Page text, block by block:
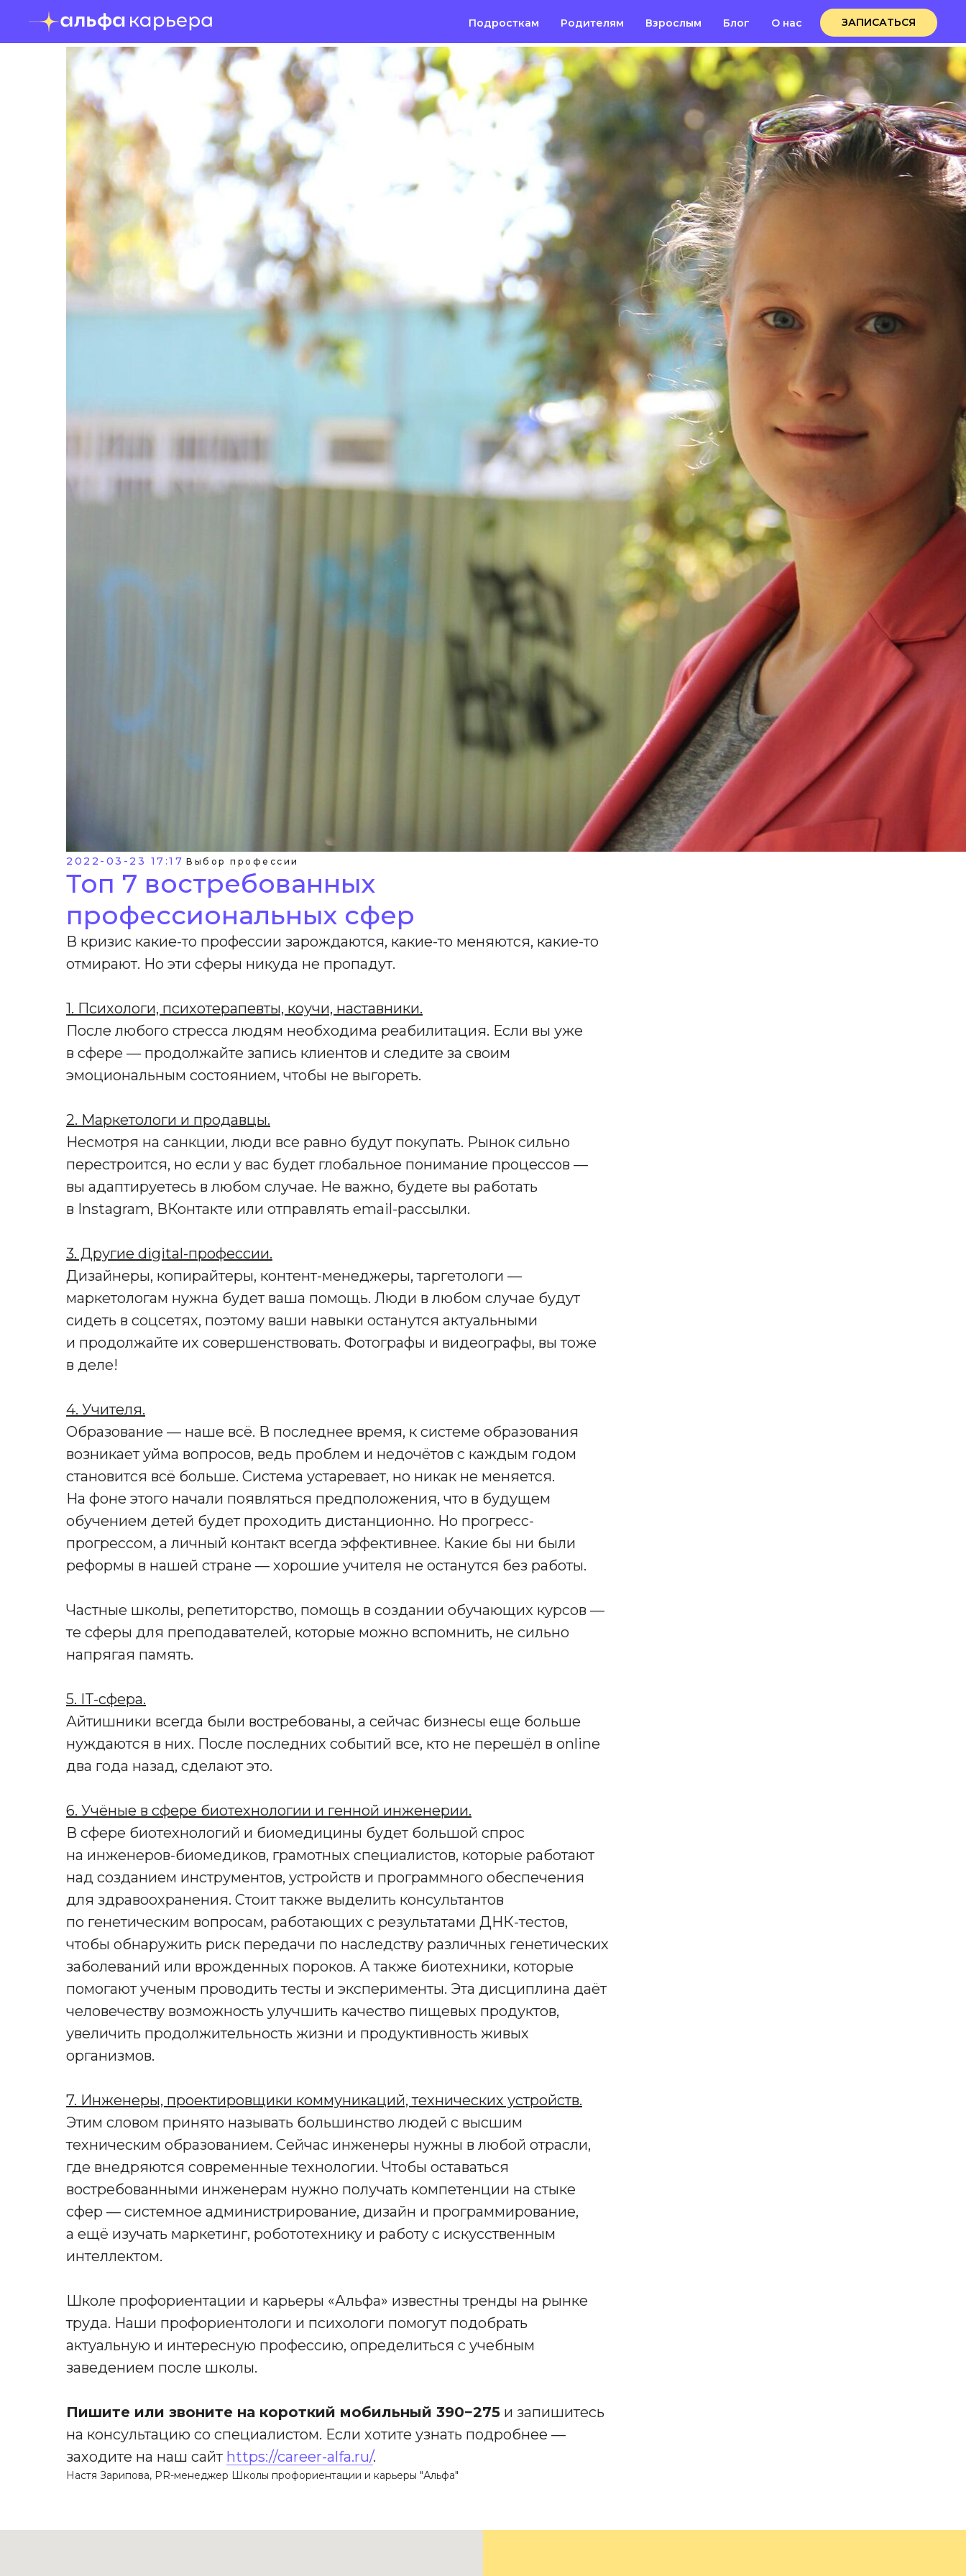
Подросткам Родителям Взрослым Блог О нас ЗАПИСАТЬСЯ
2022-03-23 17:17 Выбор профессии
Топ 7 востребованных
профессиональных сфер
В кризис какие-то профессии зарождаются, какие-то меняются, какие-то
отмирают. Но эти сферы никуда не пропадут.
1. Психологи, психотерапевты, коучи, наставники.
После любого стресса людям необходима реабилитация. Если вы уже
в сфере — продолжайте запись клиентов и следите за своим
эмоциональным состоянием, чтобы не выгореть.
2. Маркетологи и продавцы.
Несмотря на санкции, люди все равно будут покупать. Рынок сильно
перестроится, но если у вас будет глобальное понимание процессов —
вы адаптируетесь в любом случае. Не важно, будете вы работать
в Instagram, ВКонтакте или отправлять email-рассылки.
3. Другие digital-профессии.
Дизайнеры, копирайтеры, контент-менеджеры, таргетологи —
маркетологам нужна будет ваша помощь. Люди в любом случае будут
сидеть в соцсетях, поэтому ваши навыки останутся актуальными
и продолжайте их совершенствовать. Фотографы и видеографы, вы тоже
в деле!
4. Учителя.
Образование — наше всё. В последнее время, к системе образования
возникает уйма вопросов, ведь проблем и недочётов с каждым годом
становится всё больше. Система устаревает, но никак не меняется.
На фоне этого начали появляться предположения, что в будущем
обучением детей будет проходить дистанционно. Но прогресс-
прогрессом, а личный контакт всегда эффективнее. Какие бы ни были
реформы в нашей стране — хорошие учителя не останутся без работы.
Частные школы, репетиторство, помощь в создании обучающих курсов —
те сферы для преподавателей, которые можно вспомнить, не сильно
напрягая память.
5. IT-сфера.
Айтишники всегда были востребованы, а сейчас бизнесы еще больше
нуждаются в них. После последних событий все, кто не перешёл в online
два года назад, сделают это.
6. Учёные в сфере биотехнологии и генной инженерии.
В сфере биотехнологий и биомедицины будет большой спрос
на инженеров-биомедиков, грамотных специалистов, которые работают
над созданием инструментов, устройств и программного обеспечения
для здравоохранения. Стоит также выделить консультантов
по генетическим вопросам, работающих с результатами ДНК-тестов,
чтобы обнаружить риск передачи по наследству различных генетических
заболеваний или врожденных пороков. А также биотехники, которые
помогают ученым проводить тесты и эксперименты. Эта дисциплина даёт
человечеству возможность улучшить качество пищевых продуктов,
увеличить продолжительность жизни и продуктивность живых
организмов.
7. Инженеры, проектировщики коммуникаций, технических устройств.
Этим словом принято называть большинство людей с высшим
техническим образованием. Сейчас инженеры нужны в любой отрасли,
где внедряются современные технологии. Чтобы оставаться
востребованными инженерам нужно получать компетенции на стыке
сфер — системное администрирование, дизайн и программирование,
а ещё изучать маркетинг, робототехнику и работу с искусственным
интеллектом.
Школе профориентации и карьеры «Альфа» известны тренды на рынке
труда. Наши профориентологи и психологи помогут подобрать
актуальную и интересную профессию, определиться с учебным
заведением после школы.
Пишите или звоните на короткий мобильный 390−275 и запишитесь
на консультацию со специалистом. Если хотите узнать подробнее —
заходите на наш сайт https://career-alfa.ru/.
Настя Зарипова, PR-менеджер Школы профориентации и карьеры "Альфа"